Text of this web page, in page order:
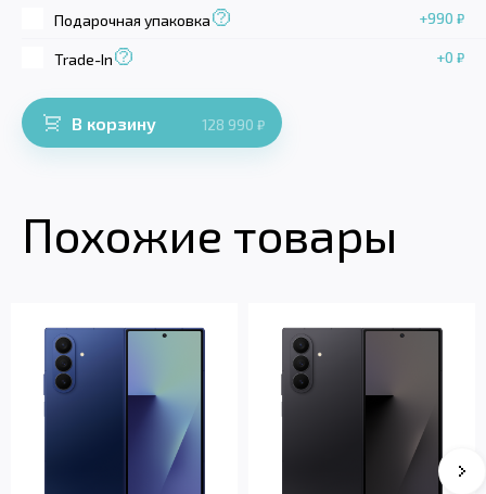
Подарочная упаковка +990 ₽
Trade-In +0 ₽
В корзину 128 990 ₽
Похожие товары